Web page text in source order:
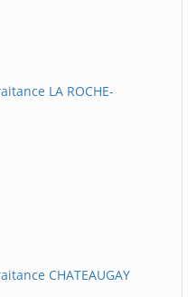
LA ROCHE-
CHATEAUGAY